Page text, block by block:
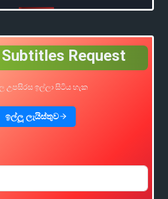
Request
උපසිරස ඉල්ලා සිටිය හැක
ඉල්ලූ ලැයිස්තුව